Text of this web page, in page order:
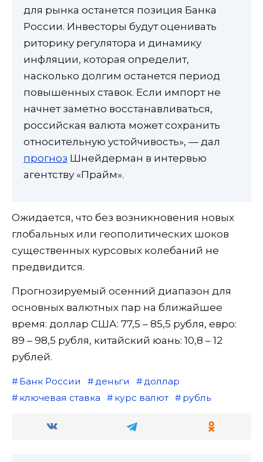
для рынка останется позиция Банка
России. Инвесторы будут оценивать
риторику регулятора и динамику
инфляции, которая определит,
насколько долгим останется период
повышенных ставок. Если импорт не
начнет заметно восстанавливаться,
российская валюта может сохранить
относительную устойчивость», — дал
прогноз Шнейдерман в интервью
агентству «Прайм».
Ожидается, что без возникновения новых
глобальных или геополитических шоков
существенных курсовых колебаний не
предвидится.
Прогнозируемый осенний диапазон для
основных валютных пар на ближайшее
время: доллар США: 77,5 – 85,5 рубля, евро:
89 – 98,5 рубля, китайский юань: 10,8 – 12
рублей.
Банк России деньги
доллар
ключевая ставка
курс валют рубль